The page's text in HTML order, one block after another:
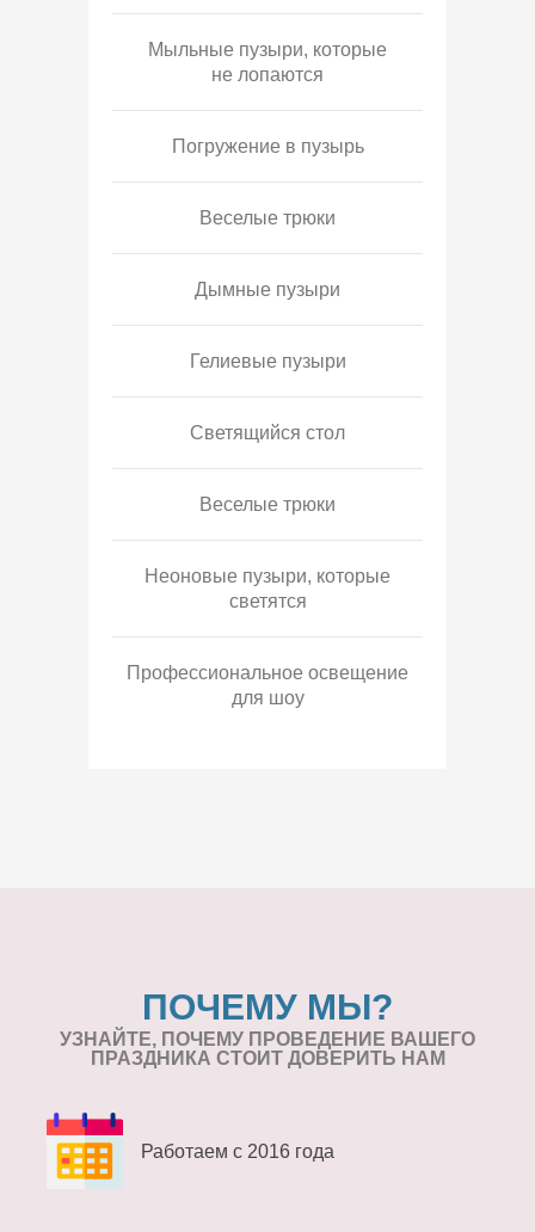
Мыльные пузыри, которые
не лопаются
Погружение в пузырь
Веселые трюки
Дымные пузыри
Гелиевые пузыри
Светящийся стол
Веселые трюки
Неоновые пузыри, которые
светятся
Профессиональное освещение
для шоу
ПОЧЕМУ МЫ?
УЗНАЙТЕ, ПОЧЕМУ ПРОВЕДЕНИЕ ВАШЕГО
ПРАЗДНИКА СТОИТ ДОВЕРИТЬ НАМ
Работаем с 2016 года